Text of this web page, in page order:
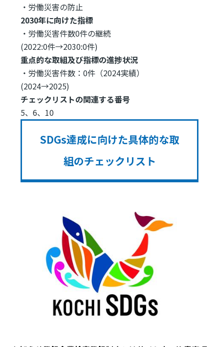
・労働災害の防止
2030年に向けた指標
・労働災害件数0件の継続
(2022:0件→2030:0件)
重点的な取組及び指標の進捗状況
・労働災害件数：0件（2024実績）
(2024→2025)
チェックリストの関連する番号
5、6、10
SDGs達成に向けた具体的な取
組のチェックリスト